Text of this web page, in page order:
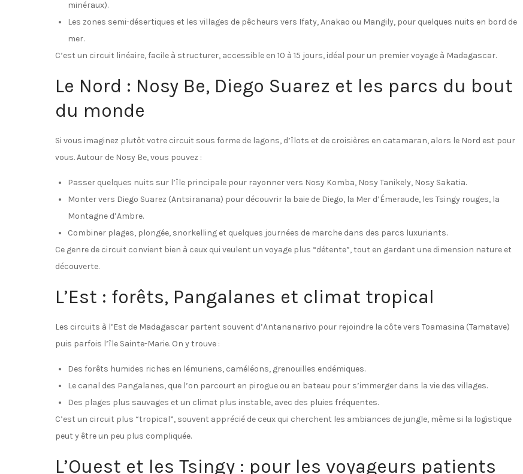
minéraux).
Les zones semi-désertiques et les villages de pêcheurs vers Ifaty, Anakao ou Mangily, pour quelques nuits en bord de
mer.
C’est un circuit linéaire, facile à structurer, accessible en 10 à 15 jours, idéal pour un premier voyage à Madagascar.
Le Nord : Nosy Be, Diego Suarez et les parcs du bout
du monde
Si vous imaginez plutôt votre circuit sous forme de lagons, d’îlots et de croisières en catamaran, alors le Nord est pour
vous. Autour de Nosy Be, vous pouvez :
Passer quelques nuits sur l’île principale pour rayonner vers Nosy Komba, Nosy Tanikely, Nosy Sakatia.
Monter vers Diego Suarez (Antsiranana) pour découvrir la baie de Diego, la Mer d’Émeraude, les Tsingy rouges, la
Montagne d’Ambre.
Combiner plages, plongée, snorkelling et quelques journées de marche dans des parcs luxuriants.
Ce genre de circuit convient bien à ceux qui veulent un voyage plus “détente”, tout en gardant une dimension nature et
découverte.
L’Est : forêts, Pangalanes et climat tropical
Les circuits à l’Est de Madagascar partent souvent d’Antananarivo pour rejoindre la côte vers Toamasina (Tamatave)
puis parfois l’île Sainte-Marie. On y trouve :
Des forêts humides riches en lémuriens, caméléons, grenouilles endémiques.
Le canal des Pangalanes, que l’on parcourt en pirogue ou en bateau pour s’immerger dans la vie des villages.
Des plages plus sauvages et un climat plus instable, avec des pluies fréquentes.
C’est un circuit plus “tropical”, souvent apprécié de ceux qui cherchent les ambiances de jungle, même si la logistique
peut y être un peu plus compliquée.
L’Ouest et les Tsingy : pour les voyageurs patients